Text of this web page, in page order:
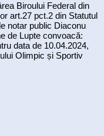
Biroului Federal din
art.27 pct.2 din Statutul
notar public Diaconu
de Lupte convoacă:
data de 10.04.2024,
Olimpic și Sportiv